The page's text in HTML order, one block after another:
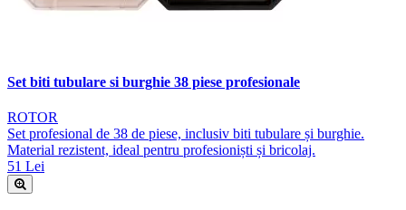
Set biti tubulare si burghie 38 piese profesionale
ROTOR
Set profesional de 38 de piese, inclusiv biti tubulare și burghie.
Material rezistent, ideal pentru profesioniști și bricolaj.
51 Lei